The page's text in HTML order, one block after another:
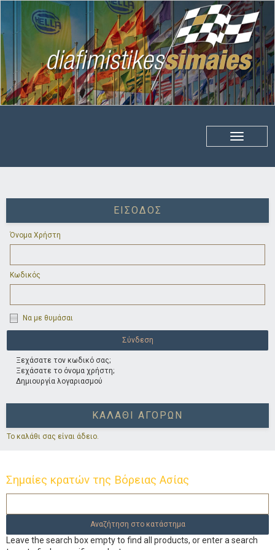
ΕΊΣΟΔΟΣ
Όνομα Χρήστη
Κωδικός
Να με θυμάσαι
Ξεχάσατε τον κωδικό σας;
Ξεχάσατε το όνομα χρήστη;
Δημιουργία λογαριασμού
ΚΑΛΆΘΙ ΑΓΟΡΏΝ
Το καλάθι σας είναι άδειο.
Σημαίες κρατών της Βόρειας Ασίας
Leave the search box empty to find all products, or enter a search